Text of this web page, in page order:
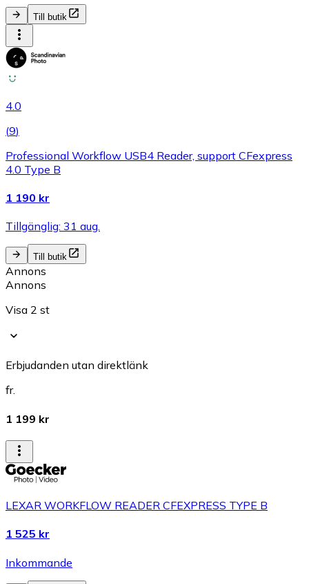
Till butik
4.0
(9)
Professional Workflow USB4 Reader, support CFexpress
4.0 Type B
1 190 kr
Tillgänglig: 31 aug.
Till butik
Annons
Annons
Visa 2 st
Erbjudanden utan direktlänk
fr.
1 199 kr
LEXAR WORKFLOW READER CFEXPRESS TYPE B
1 525 kr
Inkommande